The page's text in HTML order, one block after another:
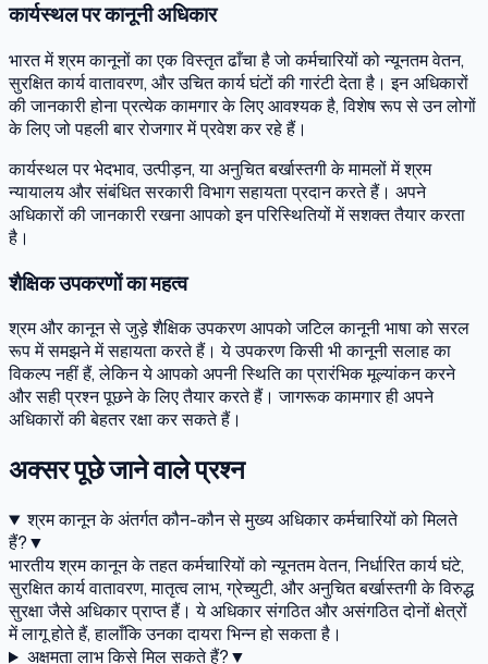
कार्यस्थल पर कानूनी अधिकार
भारत में श्रम कानूनों का एक विस्तृत ढाँचा है जो कर्मचारियों को न्यूनतम वेतन,
सुरक्षित कार्य वातावरण, और उचित कार्य घंटों की गारंटी देता है। इन अधिकारों
की जानकारी होना प्रत्येक कामगार के लिए आवश्यक है, विशेष रूप से उन लोगों
के लिए जो पहली बार रोजगार में प्रवेश कर रहे हैं।
कार्यस्थल पर भेदभाव, उत्पीड़न, या अनुचित बर्खास्तगी के मामलों में श्रम
न्यायालय और संबंधित सरकारी विभाग सहायता प्रदान करते हैं। अपने
अधिकारों की जानकारी रखना आपको इन परिस्थितियों में सशक्त तैयार करता
है।
शैक्षिक उपकरणों का महत्व
श्रम और कानून से जुड़े शैक्षिक उपकरण आपको जटिल कानूनी भाषा को सरल
रूप में समझने में सहायता करते हैं। ये उपकरण किसी भी कानूनी सलाह का
विकल्प नहीं हैं, लेकिन ये आपको अपनी स्थिति का प्रारंभिक मूल्यांकन करने
और सही प्रश्न पूछने के लिए तैयार करते हैं। जागरूक कामगार ही अपने
अधिकारों की बेहतर रक्षा कर सकते हैं।
अक्सर पूछे जाने वाले प्रश्न
श्रम कानून के अंतर्गत कौन-कौन से मुख्य अधिकार कर्मचारियों को मिलते
हैं?▼
भारतीय श्रम कानून के तहत कर्मचारियों को न्यूनतम वेतन, निर्धारित कार्य घंटे,
सुरक्षित कार्य वातावरण, मातृत्व लाभ, ग्रेच्युटी, और अनुचित बर्खास्तगी के विरुद्ध
सुरक्षा जैसे अधिकार प्राप्त हैं। ये अधिकार संगठित और असंगठित दोनों क्षेत्रों
में लागू होते हैं, हालाँकि उनका दायरा भिन्न हो सकता है।
अक्षमता लाभ किसे मिल सकते हैं?▼